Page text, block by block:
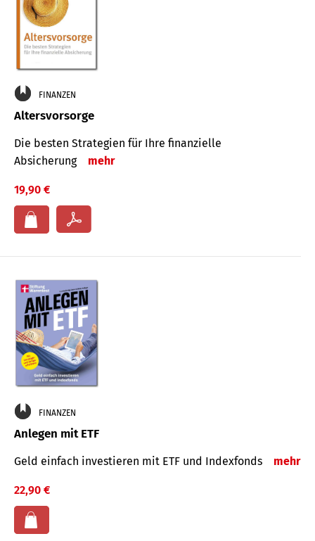
FINANZEN
Altersvorsorge
Die besten Strategien für Ihre finanzielle
Absicherung
mehr
19,90 €
FINANZEN
Anlegen mit ETF
Geld einfach investieren mit ETF und Indexfonds mehr
22,90 €